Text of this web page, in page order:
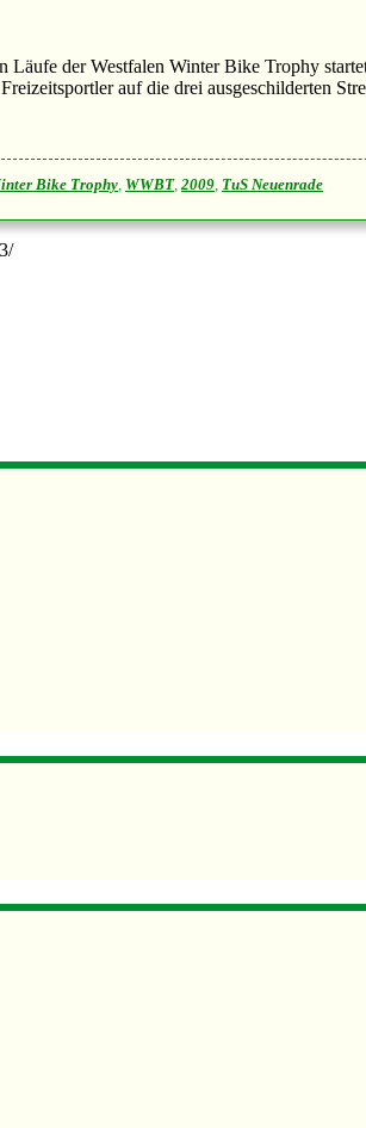
der Westfalen Winter Bike Trophy
auf die drei ausgeschilderten
Bike Trophy, WWBT, 2009, TuS Neuenrade